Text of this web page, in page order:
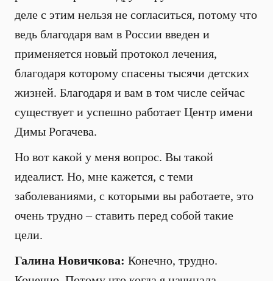
деле с этим нельзя не согласиться, потому что
ведь благодаря вам в России введен и
применяется новый протокол лечения,
благодаря которому спасены тысячи детских
жизней. Благодаря и вам в том числе сейчас
существует и успешно работает Центр имени
Димы Рогачева.
Но вот какой у меня вопрос. Вы такой
идеалист. Но, мне кажется, с теми
заболеваниями, с которыми вы работаете, это
очень трудно – ставить перед собой такие
цели.
Галина Новичкова: Конечно, трудно.